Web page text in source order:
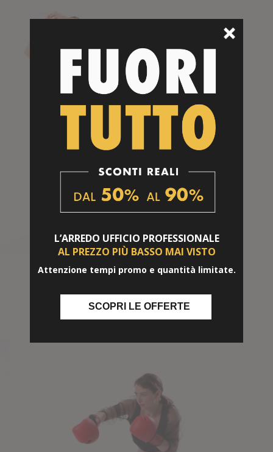
Seduta Lavanda
RICHEDI OFFERTA
L’ARREDO UFFICIO PROFESSIONALE
AL PREZZO PIÙ BASSO MAI VISTO
Attenzione tempi promo e quantità limitate.
SCOPRI LE OFFERTE